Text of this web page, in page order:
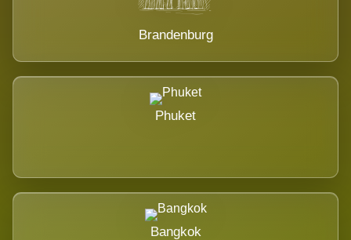
Brandenburg
Phuket
Bangkok